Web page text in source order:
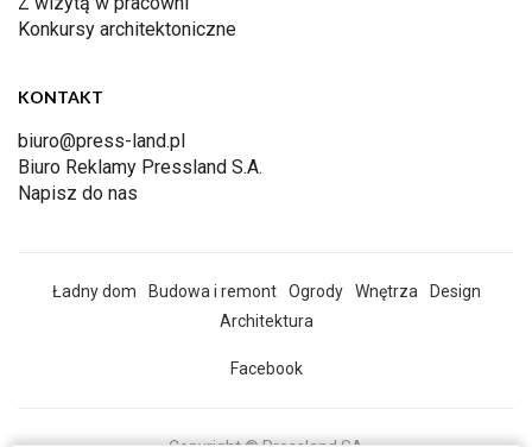
Konkursy architektoniczne
KONTAKT
biuro@press-land.pl
Biuro Reklamy Pressland S.A.
Napisz do nas
Ładny dom Budowa i remont Ogrody Wnętrza
Design
Architektura
Facebook